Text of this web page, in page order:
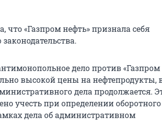
«Газпром нефть» признала себя
дело против «Газпром
высокой цены на нефтепродукты,
дела продолжается.
учесть при определении оборотного
дела об административном